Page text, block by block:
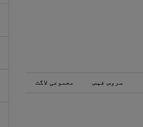
سروس فیس مجموعی لاگت